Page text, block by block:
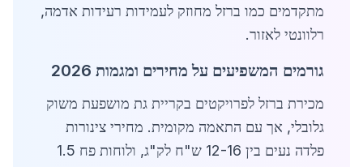
מתקדמים כמו ברזל מחוזק לעמידות רעידות אדמה,
רלוונטי לאזור.
גורמים המשפיעים על מחירים ומגמות 2026
מכירת ברזל לפרויקטים בקריית גת מושפעת משוק
גלובלי, אך עם התאמה מקומית. מחירי צינורות
פלדה נעים בין 12-16 ש"ח לק"ג, ולוחות פח 1.5